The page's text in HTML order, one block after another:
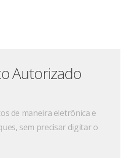
Autorizado
de maneira eletrônica e
sem precisar digitar o